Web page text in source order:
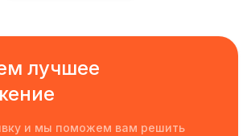
лучшее
и мы поможем вам решить